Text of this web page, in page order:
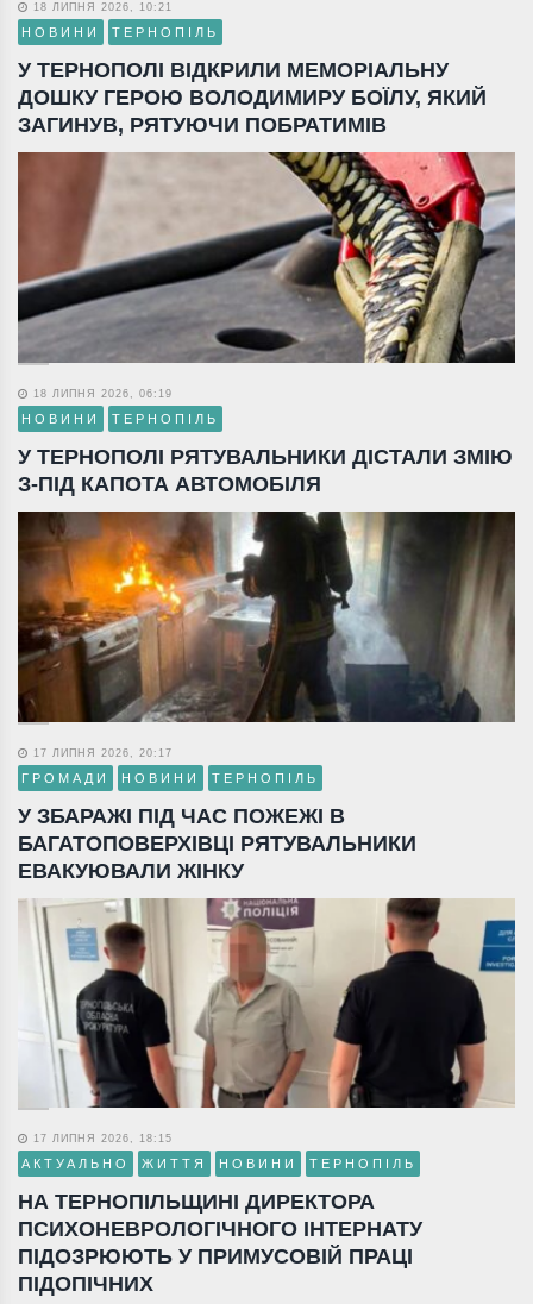
18 ЛИПНЯ 2026, 10:21
НОВИНИ ТЕРНОПІЛЬ
У ТЕРНОПОЛІ ВІДКРИЛИ МЕМОРІАЛЬНУ
ДОШКУ ГЕРОЮ ВОЛОДИМИРУ БОЇЛУ, ЯКИЙ
ЗАГИНУВ, РЯТУЮЧИ ПОБРАТИМІВ
18 ЛИПНЯ 2026, 06:19
НОВИНИ ТЕРНОПІЛЬ
У ТЕРНОПОЛІ РЯТУВАЛЬНИКИ ДІСТАЛИ ЗМІЮ
З-ПІД КАПОТА АВТОМОБІЛЯ
17 ЛИПНЯ 2026, 20:17
ГРОМАДИ НОВИНИ ТЕРНОПІЛЬ
У ЗБАРАЖІ ПІД ЧАС ПОЖЕЖІ В
БАГАТОПОВЕРХІВЦІ РЯТУВАЛЬНИКИ
ЕВАКУЮВАЛИ ЖІНКУ
17 ЛИПНЯ 2026, 18:15
АКТУАЛЬНО ЖИТТЯ НОВИНИ ТЕРНОПІЛЬ
НА ТЕРНОПІЛЬЩИНІ ДИРЕКТОРА
ПСИХОНЕВРОЛОГІЧНОГО ІНТЕРНАТУ
ПІДОЗРЮЮТЬ У ПРИМУСОВІЙ ПРАЦІ
ПІДОПІЧНИХ